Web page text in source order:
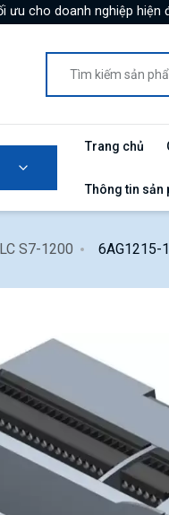
ưu cho doanh nghiệp hiện
Trang chủ
Thông tin sản
S7-1200 6AG1215-